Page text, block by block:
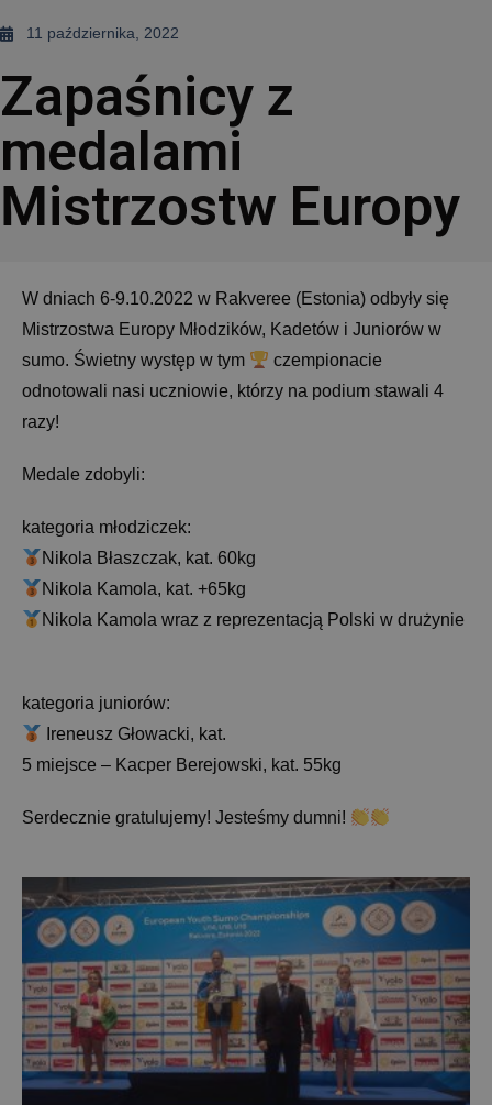
11 października, 2022
Zapaśnicy z
medalami
Mistrzostw Europy
W dniach 6-9.10.2022 w Rakveree (Estonia) odbyły się
Mistrzostwa Europy Młodzików, Kadetów i Juniorów w
sumo. Świetny występ w tym
czempionacie
odnotowali nasi uczniowie, którzy na podium stawali 4
razy!
Medale zdobyli:
kategoria młodziczek:
Nikola Błaszczak, kat. 60kg
Nikola Kamola, kat. +65kg
Nikola Kamola wraz z reprezentacją Polski w drużynie
kategoria juniorów:
Ireneusz Głowacki, kat.
5 miejsce – Kacper Berejowski, kat. 55kg
Serdecznie gratulujemy! Jesteśmy dumni!